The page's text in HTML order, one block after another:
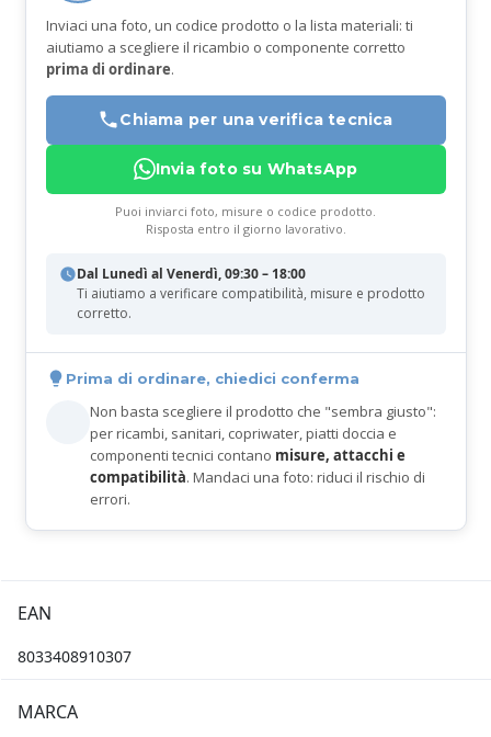
Inviaci una foto, un codice prodotto o la lista materiali: ti
aiutiamo a scegliere il ricambio o componente corretto
prima di ordinare.
Chiama per una verifica tecnica
Invia foto su WhatsApp
Puoi inviarci foto, misure o codice prodotto.
Risposta entro il giorno lavorativo.
Dal Lunedì al Venerdì, 09:30 – 18:00
Ti aiutiamo a verificare compatibilità, misure e prodotto
corretto.
Prima di ordinare, chiedici conferma
Non basta scegliere il prodotto che "sembra giusto":
per ricambi, sanitari, copriwater, piatti doccia e
componenti tecnici contano misure, attacchi e
compatibilità. Mandaci una foto: riduci il rischio di
errori.
EAN
8033408910307
MARCA